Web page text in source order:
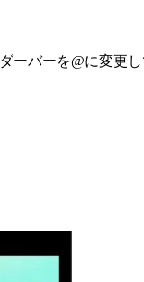
ーバーを@に変更